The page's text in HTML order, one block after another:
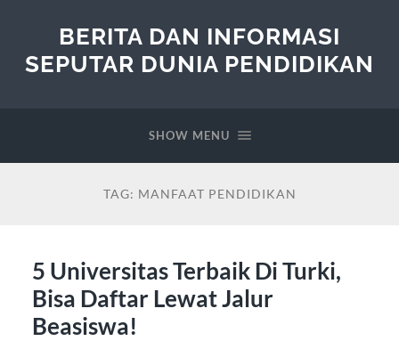
BERITA DAN INFORMASI
SEPUTAR DUNIA PENDIDIKAN
SHOW MENU
TAG: MANFAAT PENDIDIKAN
5 Universitas Terbaik Di Turki,
Bisa Daftar Lewat Jalur
Beasiswa!